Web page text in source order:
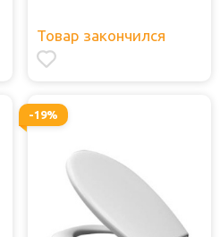
Товар закончился
-19%